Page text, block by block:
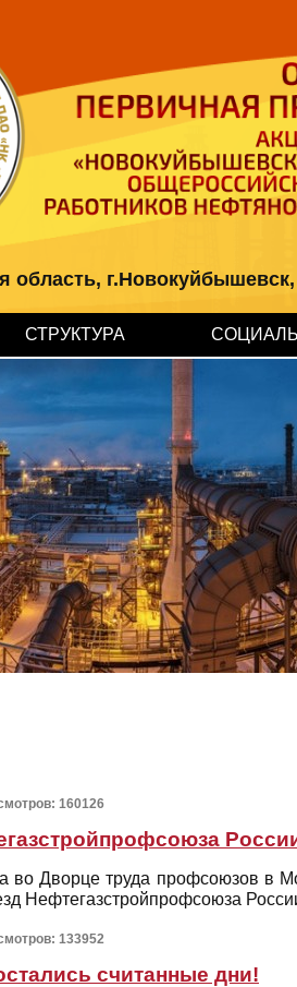
СТРУКТУРА
160126
во Дворце труда профсоюзов в
Нефтегазстройпрофсоюза
133952
считанные дни!